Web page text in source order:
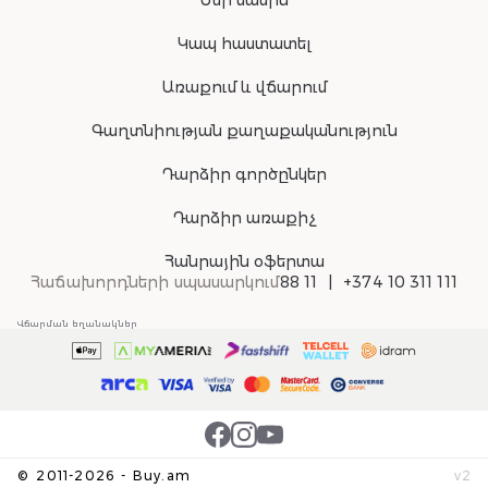
Կապ հաստատել
Առաքում և վճարում
Գաղտնիության քաղաքականություն
Դարձիր գործընկեր
Դարձիր առաքիչ
Հանրային օֆերտա
Հաճախորդների սպասարկում88 11 +374 10 311 111
© 2011-2026 - Buy.am v2
Վճարման եղանակներ